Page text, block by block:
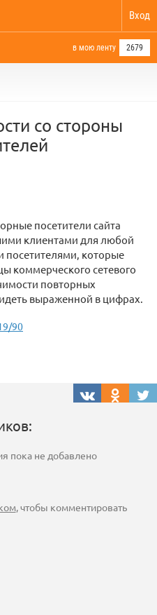
Вход
в мою ленту 2679
со стороны
посетители сайта
клиентами для любой
посетителями, которые
коммерческого сетевого
повторных
выраженной в цифрах.
90
пока не добавлено
, чтобы комментировать